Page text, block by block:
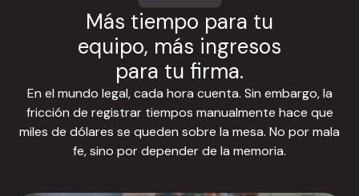
Más tiempo para tu
equipo, más ingresos
para tu firma.
En el mundo legal, cada hora cuenta. Sin embargo, la
fricción de registrar tiempos manualmente hace que
miles de dólares se queden sobre la mesa. No por mala
fe, sino por depender de la memoria.